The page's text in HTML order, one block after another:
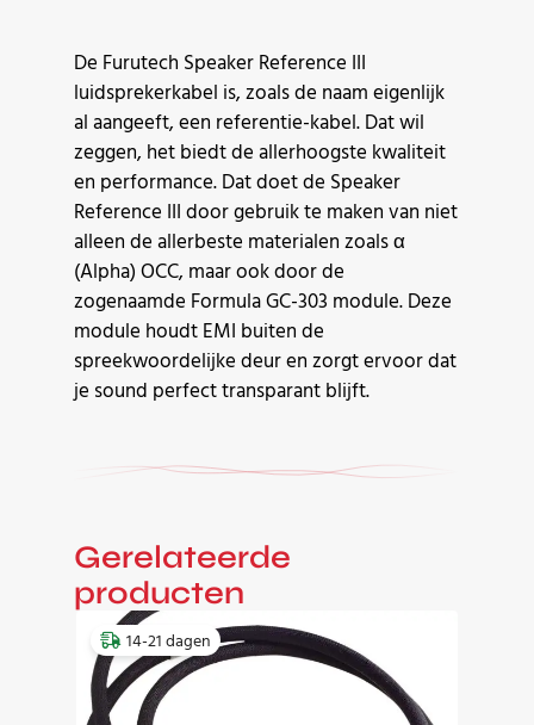
De Furutech Speaker Reference III
luidsprekerkabel is, zoals de naam eigenlijk
al aangeeft, een referentie-kabel. Dat wil
zeggen, het biedt de allerhoogste kwaliteit
en performance. Dat doet de Speaker
Reference III door gebruik te maken van niet
alleen de allerbeste materialen zoals α
(Alpha) OCC, maar ook door de
zogenaamde Formula GC-303 module. Deze
module houdt EMI buiten de
spreekwoordelijke deur en zorgt ervoor dat
je sound perfect transparant blijft.
Gerelateerde
producten
14-21 dagen